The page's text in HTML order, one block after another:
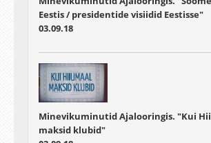
Eestis / presidentide visiidid Eestisse"
03.09.18
Minevikuminutid Ajalooringis. "Kui
maksid klubid"